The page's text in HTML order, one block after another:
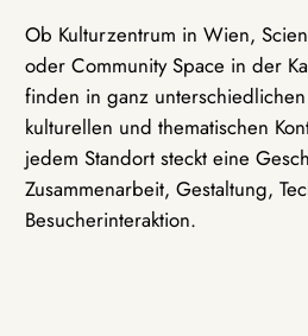
Ob Kulturzentrum in Wien,
oder Community Space in der
finden in ganz
kulturellen und thematischen
jedem Standort steckt eine
Zusammenarbeit, Gestaltung,
Besucherinteraktion.